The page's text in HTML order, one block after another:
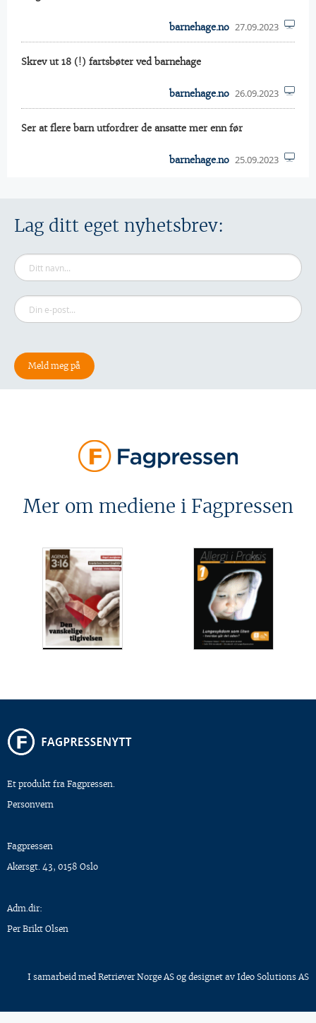
barnehage.no 27.09.2023
Skrev ut 18 (!) fartsbøter ved barnehage
barnehage.no 26.09.2023
Ser at flere barn utfordrer de ansatte mer enn før
barnehage.no 25.09.2023
Lag ditt eget nyhetsbrev:
Mer om mediene i Fagpressen
Et produkt fra Fagpressen.
Personvern
Fagpressen
Akersgt. 43, 0158 Oslo
Adm.dir:
Per Brikt Olsen
I samarbeid med Retriever Norge AS og designet av Ideo Solutions AS